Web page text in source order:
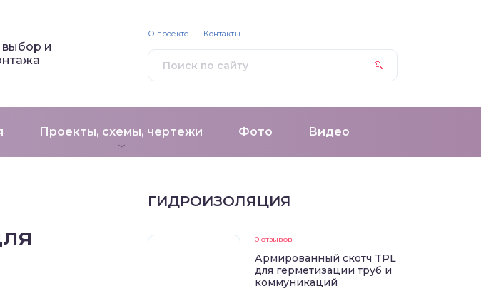
выбор и
Проекты, схемы, чертежи Фото Видео
О проекте Контакты
ГИДРОИЗОЛЯЦИЯ
0 отзывов
Армированный скотч TPL
для герметизации труб и
коммуникаций